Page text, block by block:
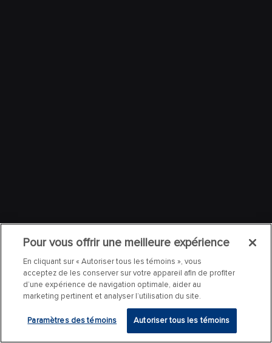
Pour vous offrir une meilleure expérience
En cliquant sur « Autoriser tous les témoins », vous
acceptez de les conserver sur votre appareil afin de profiter
d’une expérience de navigation optimale, aider au
marketing pertinent et analyser l’utilisation du site.
Paramètres des témoins Autoriser tous les témoins